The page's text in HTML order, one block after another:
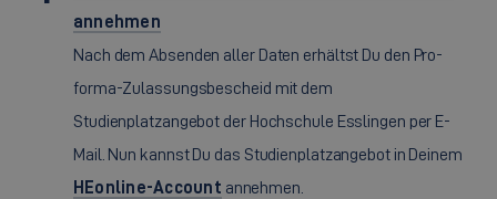
annehmen
Nach dem Absenden aller Daten erhältst Du den Pro-
forma-Zulassungsbescheid mit dem
Studienplatzangebot der Hochschule Esslingen per E-
Mail. Nun kannst Du das Studienplatzangebot in Deinem
HEonline-Account annehmen.